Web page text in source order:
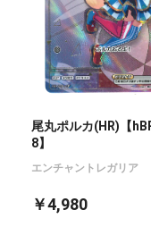
尾丸ポルカ(HR)【
8】
エンチャントレガリア
￥4,980